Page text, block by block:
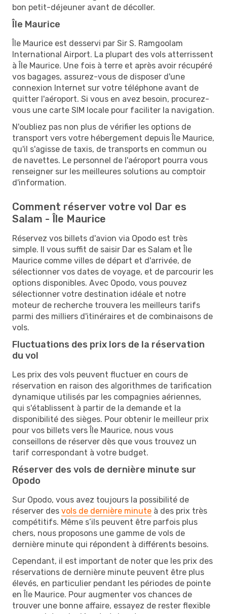
bon petit-déjeuner avant de décoller.
Île Maurice
Île Maurice est desservi par Sir S. Ramgoolam
International Airport. La plupart des vols atterrissent
à Île Maurice. Une fois à terre et après avoir récupéré
vos bagages, assurez-vous de disposer d'une
connexion Internet sur votre téléphone avant de
quitter l'aéroport. Si vous en avez besoin, procurez-
vous une carte SIM locale pour faciliter la navigation.
N'oubliez pas non plus de vérifier les options de
transport vers votre hébergement depuis Île Maurice,
qu'il s'agisse de taxis, de transports en commun ou
de navettes. Le personnel de l'aéroport pourra vous
renseigner sur les meilleures solutions au comptoir
d'information.
Comment réserver votre vol Dar es
Salam - Île Maurice
Réservez vos billets d'avion via Opodo est très
simple. Il vous suffit de saisir Dar es Salam et Île
Maurice comme villes de départ et d'arrivée, de
sélectionner vos dates de voyage, et de parcourir les
options disponibles. Avec Opodo, vous pouvez
sélectionner votre destination idéale et notre
moteur de recherche trouvera les meilleurs tarifs
parmi des milliers d'itinéraires et de combinaisons de
vols.
Fluctuations des prix lors de la réservation
du vol
Les prix des vols peuvent fluctuer en cours de
réservation en raison des algorithmes de tarification
dynamique utilisés par les compagnies aériennes,
qui s'établissent à partir de la demande et la
disponibilité des sièges. Pour obtenir le meilleur prix
pour vos billets vers Île Maurice, nous vous
conseillons de réserver dès que vous trouvez un
tarif correspondant à votre budget.
Réserver des vols de dernière minute sur
Opodo
Sur Opodo, vous avez toujours la possibilité de
réserver des vols de dernière minute à des prix très
compétitifs. Même s’ils peuvent être parfois plus
chers, nous proposons une gamme de vols de
dernière minute qui répondent à différents besoins.
Cependant, il est important de noter que les prix des
réservations de dernière minute peuvent être plus
élevés, en particulier pendant les périodes de pointe
en Île Maurice. Pour augmenter vos chances de
trouver une bonne affaire, essayez de rester flexible